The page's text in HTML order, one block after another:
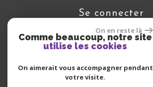
On en reste là
Comme beaucoup, notre site
utilise les cookies
On aimerait vous accompagner pendant
votre visite.
se connecter
Espace propriétaire